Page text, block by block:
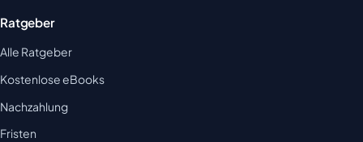
Ratgeber
Alle Ratgeber
Kostenlose eBooks
Nachzahlung
Fristen